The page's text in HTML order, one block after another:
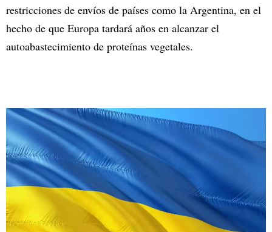
restricciones de envíos de países como la Argentina, en el
hecho de que Europa tardará años en alcanzar el
autoabastecimiento de proteínas vegetales.